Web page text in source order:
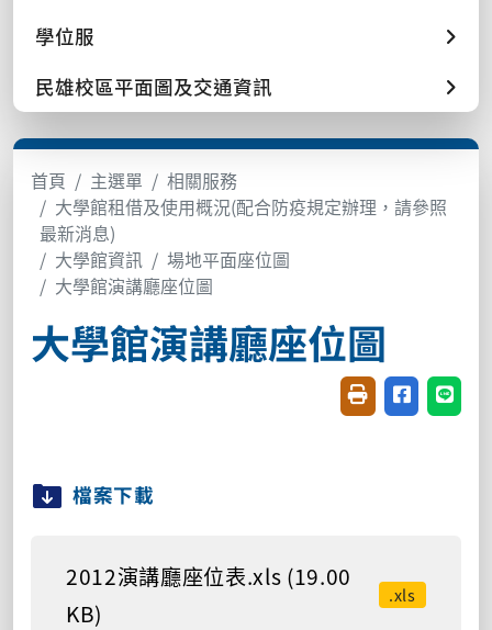
學位服
民雄校區平面圖及交通資訊
首頁 主選單
相關服務
大學館租借及使用概況(配合防疫規定辦理，請參照
最新消息)
大學館資訊
場地平面座位圖
大學館演講廳座位圖
大學館演講廳座位圖
友善列印(開新視
分享至臉書
分享
檔案下載
2012演講廳座位表.xls (19.00
KB)
.xls